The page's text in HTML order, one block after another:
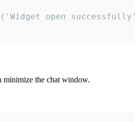
open
minimize the chat window.